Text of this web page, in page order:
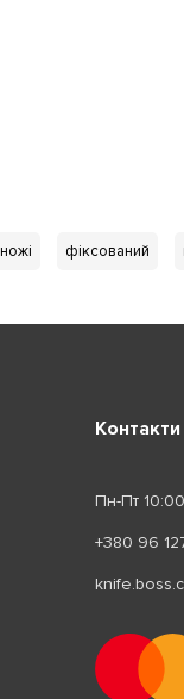
фіксований
Контакти
Пн-Пт
+380 96